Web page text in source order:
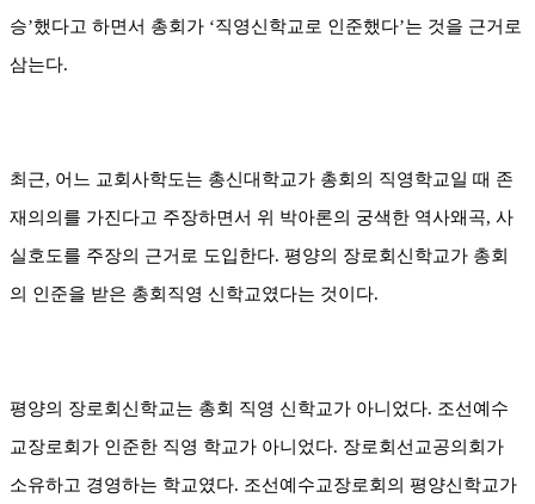
승’했다고 하면서 총회가 ‘직영신학교로 인준했다’는 것을 근거로
삼는다.
최근, 어느 교회사학도는 총신대학교가 총회의 직영학교일 때 존
재의의를 가진다고 주장하면서 위 박아론의 궁색한 역사왜곡, 사
실호도를 주장의 근거로 도입한다. 평양의 장로회신학교가 총회
의 인준을 받은 총회직영 신학교였다는 것이다.
평양의 장로회신학교는 총회 직영 신학교가 아니었다. 조선예수
교장로회가 인준한 직영 학교가 아니었다. 장로회선교공의회가
소유하고 경영하는 학교였다. 조선예수교장로회의 평양신학교가